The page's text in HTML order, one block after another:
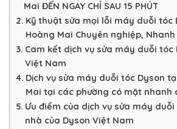
Mai ĐẾN NGAY CHỈ SAU 15 PHÚT
Kỹ thuật sửa mọi lỗi máy duỗi tóc
Hoàng Mai Chuyên nghiệp,
Cam kết dịch vụ sửa máy duỗi tóc
Việt Nam
Dịch vụ sửa máy duỗi tóc Dyson
Mai tại các phường có mặt nhanh
Ưu điểm của dịch vụ sửa máy
nhà của Dyson Việt Nam